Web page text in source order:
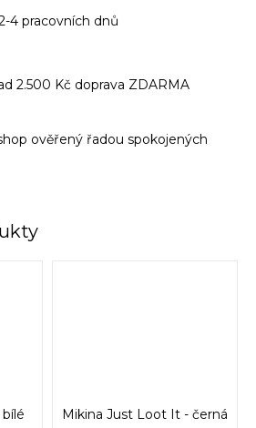
4 pracovních dnů
2.500 Kč doprava ZDARMA
ověřený řadou spokojených
Mikina Just Loot It - černá